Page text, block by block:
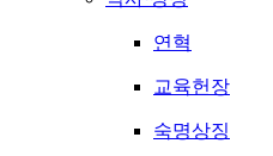
연혁
교육헌장
숙명상징